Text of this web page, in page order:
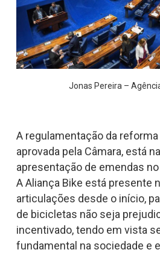
Jonas Pereira –
A regulamentação da reforma
aprovada pela Câmara, está
apresentação de emendas no
A Aliança Bike está presente
articulações desde o início,
de bicicletas não seja
incentivado, tendo em vista
fundamental na sociedade e